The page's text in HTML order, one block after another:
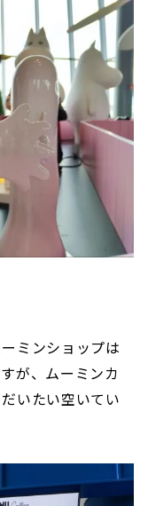
ミンショップは
が、ムーミンカ
いたい空いてい